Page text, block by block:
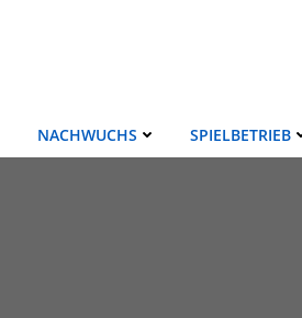
NACHWUCHS SPIELBETRIEB